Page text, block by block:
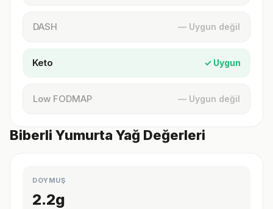
DASH — Uygun değil
Keto ✓ Uygun
Low FODMAP — Uygun değil
Biberli Yumurta Yağ Değerleri
DOYMUŞ
2.2g